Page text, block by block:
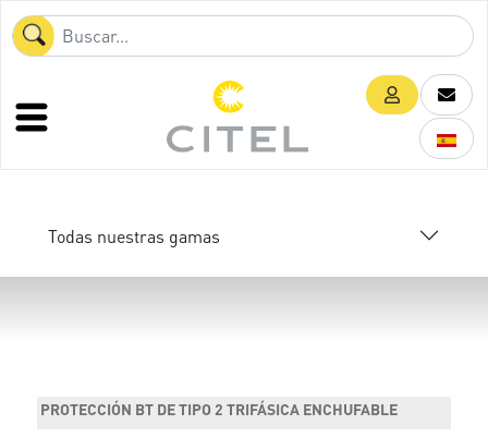
Todas nuestras gamas
PROTECCIÓN BT DE TIPO 2 TRIFÁSICA ENCHUFABLE